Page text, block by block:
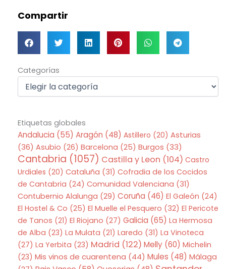
Compartir
Categorías
Categorías
Etiquetas globales
Andalucia (55) Aragón (48) Astillero (20) Asturias
(36) Asubio (26) Barcelona (25) Burgos (33)
Cantabria (1057) Castilla y Leon (104) Castro
Urdiales (20) Cataluña (31) Cofradia de los Cocidos
de Cantabria (24) Comunidad Valenciana (31)
Contubernio Alalunga (29) Coruña (46) El Galeón (24)
El Hostel & Co (25) El Muelle el Pesquero (32) El Pericote
de Tanos (21) El Riojano (27) Galicia (65) La Hermosa
de Alba (23) La Mulata (21) Laredo (31) La Vinoteca
(27) La Yerbita (23) Madrid (122) Melly(60) Michelin
(23) Mis vinos de cuarentena (44) Mules (48) Málaga